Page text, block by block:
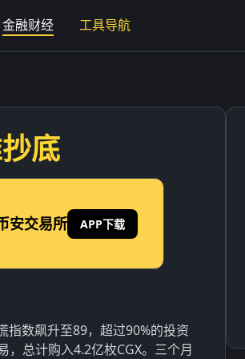
金融财经 工具导航
底
安交易所 APP下载
指数飙升至89，超过90%的投资
总计购入4.2亿枚CGX。三个月